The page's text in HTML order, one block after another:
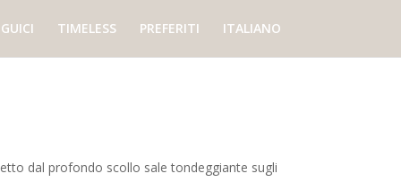
TIMELESS PREFERITI ITALIANO
dal profondo scollo sale tondeggiante sugli